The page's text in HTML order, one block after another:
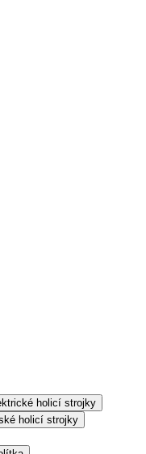
holicí strojky
holicí strojky